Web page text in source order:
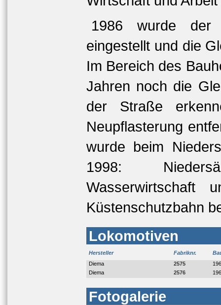
1986 wurde der
eingestellt und die
Im Bereich des
Jahren noch die
der Straße
Neupflasterung
wurde beim
1998:
Wasserwirtschaft
Küstenschutzbahn
Lokomotiven
Hersteller Fabriknr.
Diema
2575
Diema
2576
Fotogalerie